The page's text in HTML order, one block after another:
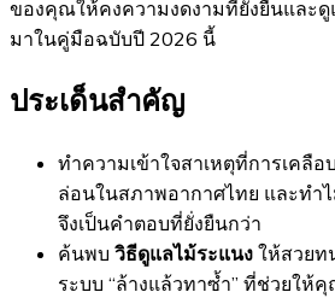
ของคุณให้คงความงดงามที่ยั่งยืนและดู
มาในคู่มือฉบับปี 2026 นี้
ประเด็นสำคัญ
ทำความเข้าใจสาเหตุที่การเคลื
ล่อนในสภาพอากาศไทย และทำ
จึงเป็นคำตอบที่ยั่งยืนกว่า
ค้นพบ วิธีดูแลไม้ระแนง ให้สวยท
ระบบ “ล้างแล้วทาซ้ำ” ที่ช่วยให้